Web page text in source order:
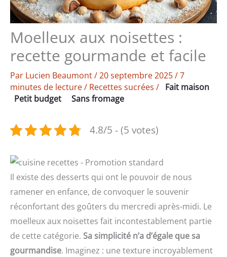
Moelleux aux noisettes :
recette gourmande et facile
Par Lucien Beaumont/20 septembre 2025/7
minutes de lecture/ Recettes sucrées / Fait maison
Petit budget
Sans fromage
4.8/5 - (5 votes)
Il existe des desserts qui ont le pouvoir de nous
ramener en enfance, de convoquer le souvenir
réconfortant des goûters du mercredi après-midi. Le
moelleux aux noisettes fait incontestablement partie
de cette catégorie. Sa simplicité n’a d’égale que sa
gourmandise. Imaginez : une texture incroyablement